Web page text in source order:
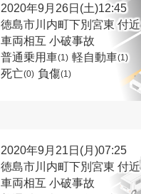
2020年9月26日(土)12:45
徳島市川内町下別宮東 付近
車両相互 小破事故
普通乗用車(1) 軽自動車(1)
死亡(0) 負傷(1)
2020年9月21日(月)07:25
徳島市川内町下別宮東 付近
車両相互 小破事故